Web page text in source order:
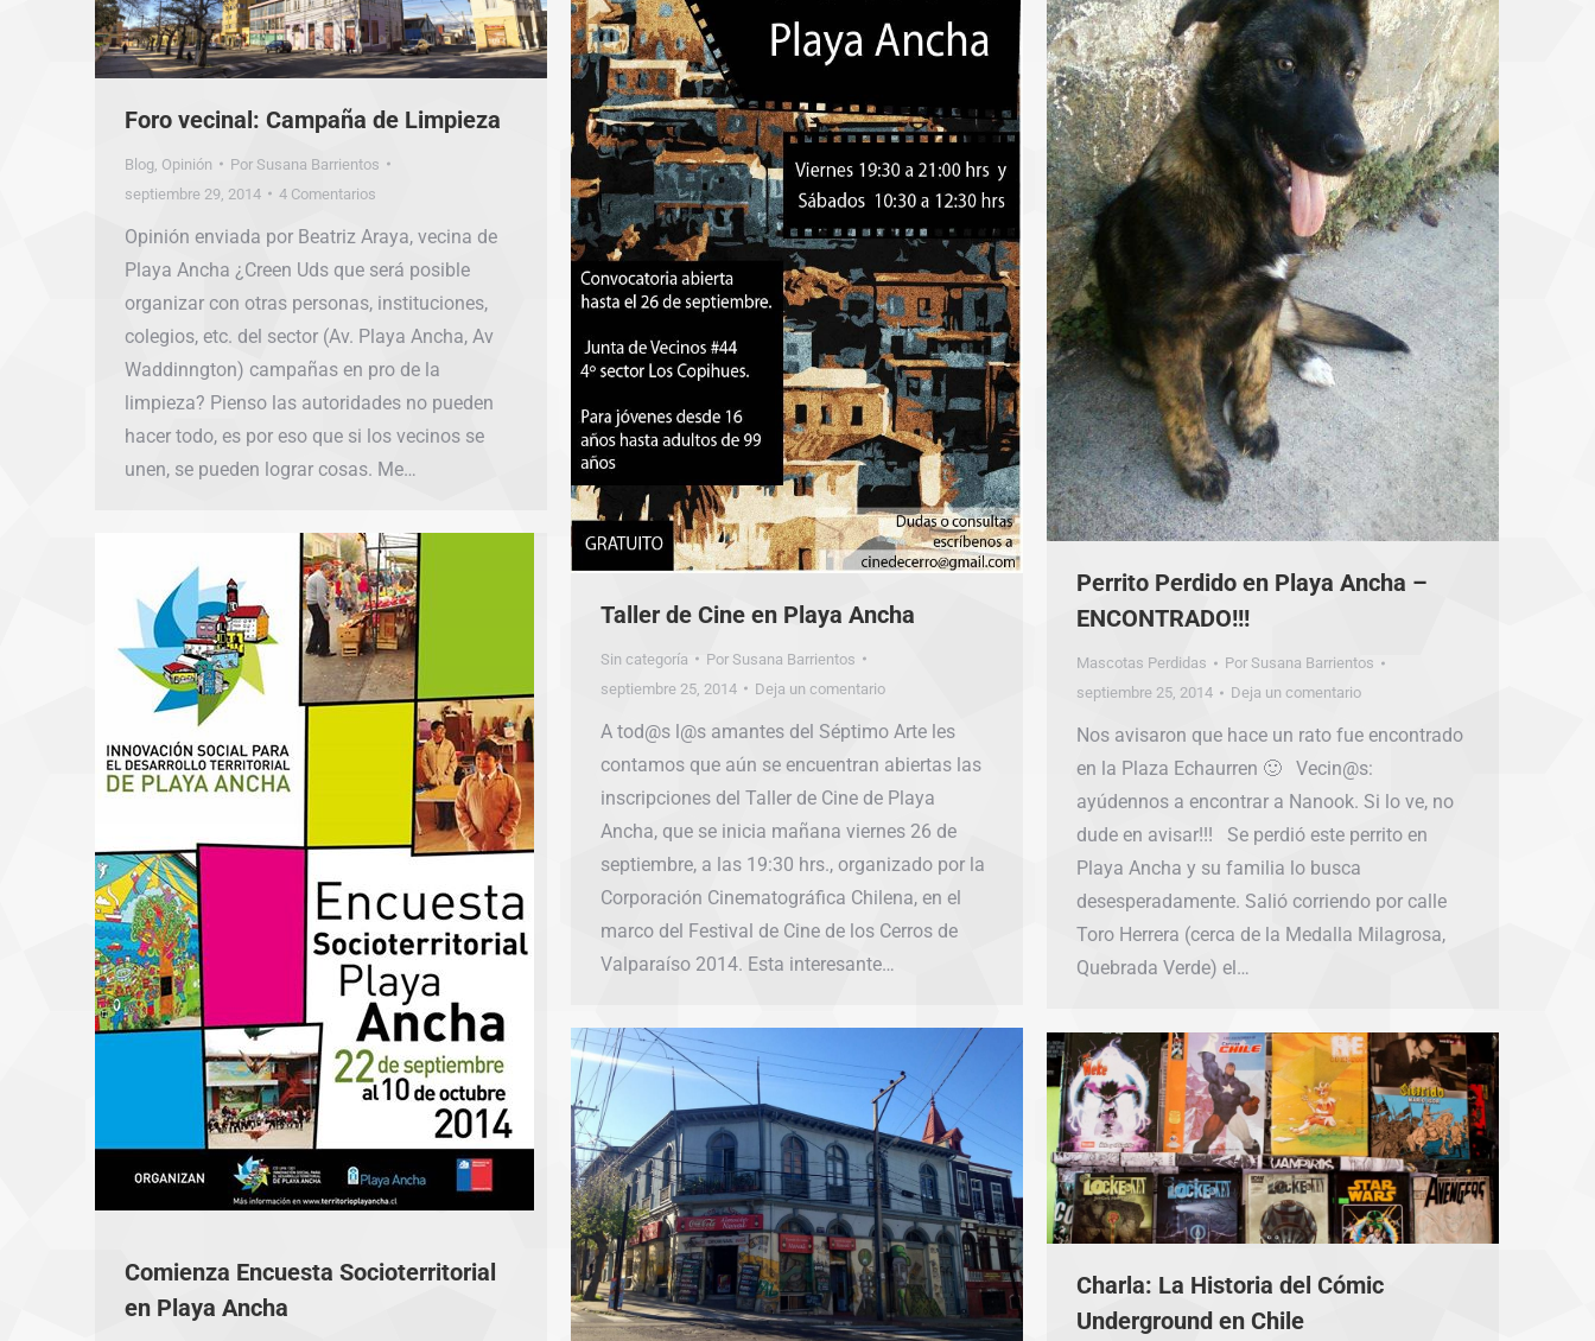
Foro vecinal: Campaña de Limpieza
Blog Opinión Por Susana Barrientos
septiembre 29, 2014
4 Comentarios
Opinión enviada por Beatriz Araya, vecina de
Playa Ancha ¿Creen Uds que será posible
organizar con otras personas, instituciones,
colegios, etc. del sector (Av. Playa Ancha, Av
Waddinngton) campañas en pro de la
limpieza? Pienso las autoridades no pueden
hacer todo, es por eso que si los vecinos se
unen, se pueden lograr cosas. Me…
Taller de Cine en Playa Ancha
Sin categoría Por Susana Barrientos
septiembre 25, 2014
Deja un comentario
A tod@s l@s amantes del Séptimo Arte les
contamos que aún se encuentran abiertas las
inscripciones del Taller de Cine de Playa
Ancha, que se inicia mañana viernes 26 de
septiembre, a las 19:30 hrs., organizado por la
Corporación Cinematográfica Chilena, en el
marco del Festival de Cine de los Cerros de
Valparaíso 2014. Esta interesante…
Perrito Perdido en Playa Ancha –
ENCONTRADO!!!
Mascotas Perdidas Por Susana Barrientos
septiembre 25, 2014
Deja un comentario
Nos avisaron que hace un rato fue encontrado
en la Plaza Echaurren 🙂 Vecin@s:
ayúdennos a encontrar a Nanook. Si lo ve, no
dude en avisar!!! Se perdió este perrito en
Playa Ancha y su familia lo busca
desesperadamente. Salió corriendo por calle
Toro Herrera (cerca de la Medalla Milagrosa,
Quebrada Verde) el…
Comienza Encuesta Socioterritorial
en Playa Ancha
Charla: La Historia del Cómic
Underground en Chile